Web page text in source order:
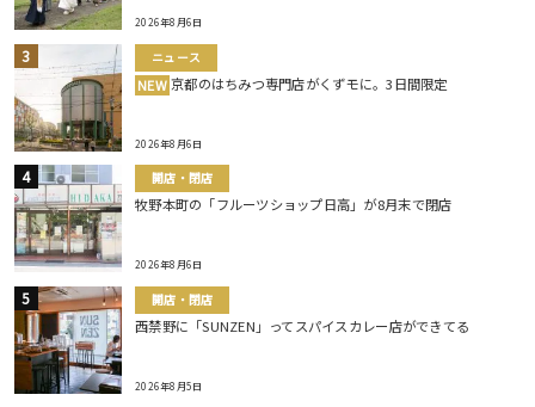
2026年8月6日
ニュース
NEW 京都のはちみつ専門店がくずモに。3日間限定
2026年8月6日
開店・閉店
牧野本町の「フルーツショップ日高」が8月末で閉店
2026年8月6日
開店・閉店
西禁野に「SUNZEN」ってスパイスカレー店ができてる
2026年8月5日